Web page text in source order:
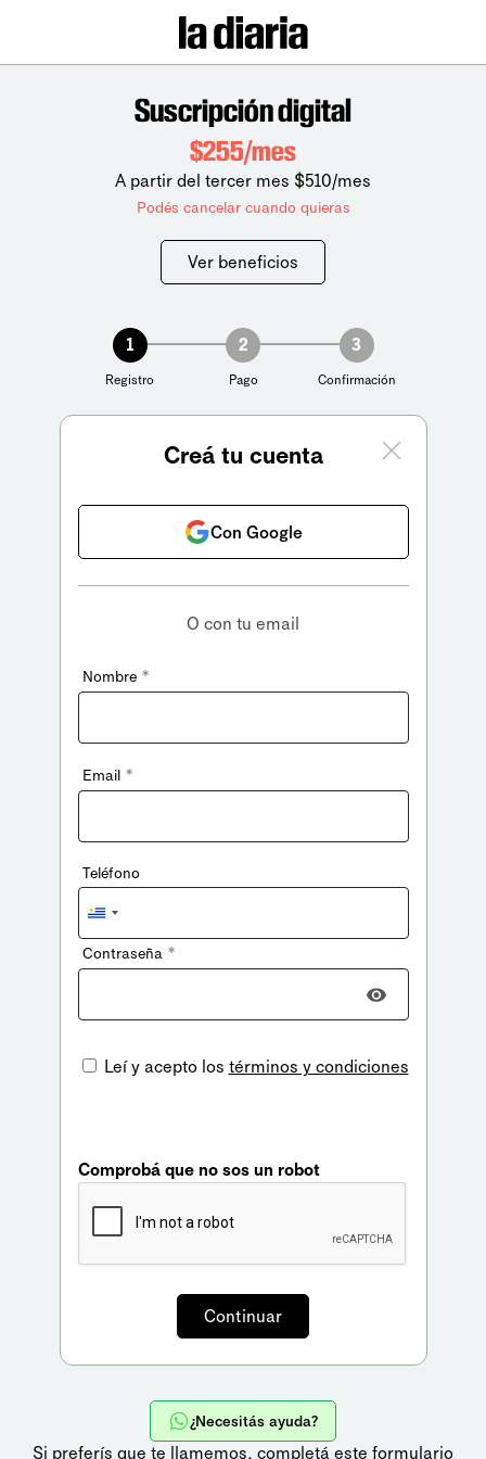
Suscripción digital
$255/mes
A partir del tercer mes $510/mes
Podés cancelar cuando quieras
Ver beneficios
1
Registro
2
Pago
3
Confirmación
Creá tu cuenta
Con Google
O con tu email
Nombre *
Email *
Teléfono
Uruguay
+598
Contraseña *
Leí y acepto los términos y condiciones
Comprobá que no sos un robot
¿Necesitás ayuda?
Si preferís que te llamemos, completá este formulario